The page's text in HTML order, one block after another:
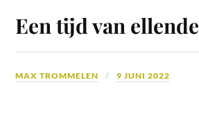
Een tijd van ellende
MAX TROMMELEN 9 JUNI 2022